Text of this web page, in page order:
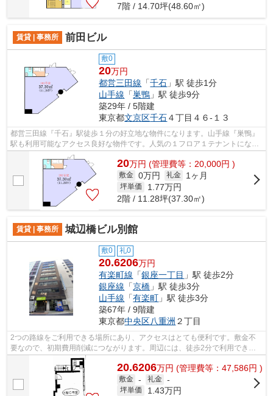
7階 / 14.70坪(48.60㎡)
賃貸 | 事務所 前田ビル
敷0
20万円
都営三田線 「千石 」駅 徒歩1分
山手線 「巣鴨 」駅 徒歩9分
築29年 / 5階建
東京都文京区千石４丁目４６-１３
都営三田線『千石』駅徒歩１分の好立地な物件になります。山手線『巣鴨』
駅も利用可能なアクセス良好な物件です。人気の１フロア１テナントになり
ます。窓が多く採光も良好です。
20万円 (管理費等：20,000円 )
敷金 0万円 礼金 1ヶ月
坪単価 1.77万円
2階 / 11.28坪(37.30㎡)
賃貸 | 事務所 城辺橋ビル別館
敷0 礼0
20.6206万円
有楽町線 「銀座一丁目 」駅 徒歩2分
銀座線 「京橋 」駅 徒歩3分
山手線 「有楽町 」駅 徒歩3分
築67年 / 9階建
東京都中央区八重洲 ２丁目
2つの路線をご利用できる場所にあり、アクセスはとても便利です。敷金不
要なので、初期費用削減につながります。周辺には、徒歩2分で利用できる
駅があります。賃料は20.6206万円です。...
20.6206万円 (管理費等：47,586円 )
敷金 - 礼金 -
坪単価 1.43万円